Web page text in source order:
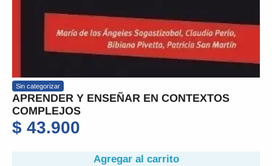
Sin categorizar
APRENDER Y ENSEÑAR EN CONTEXTOS
COMPLEJOS
$ 43.900
Agregar al carrito